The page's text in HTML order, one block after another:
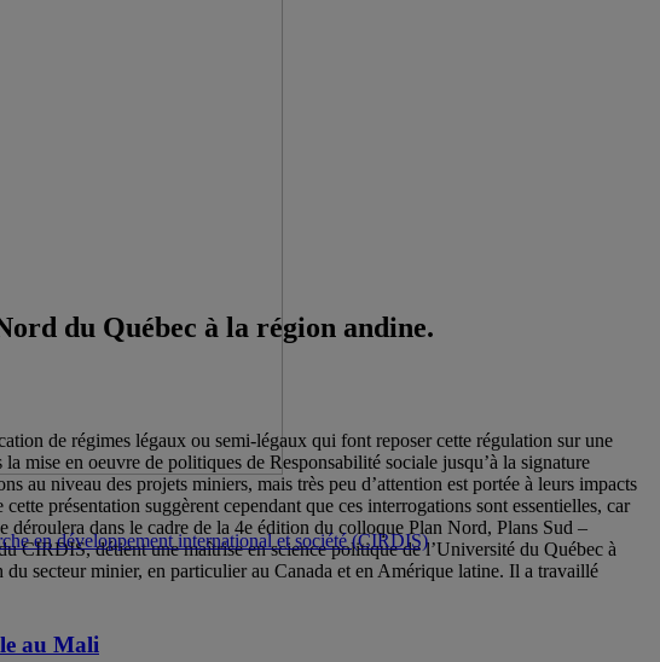
du Québec à la région andine.
de régimes légaux ou semi-légaux qui font reposer cette régulation sur une
mise en oeuvre de politiques de Responsabilité sociale jusqu’à la signature
au niveau des projets miniers, mais très peu d’attention est portée à leurs impacts
présentation suggèrent cependant que ces interrogations sont essentielles, car
dans le cadre de la 4e édition du colloque Plan Nord, Plans Sud –
CIRDIS, détient une maîtrise en science politique de l’Université du Québec à
secteur minier, en particulier au Canada et en Amérique latine. Il a travaillé
en développement international et société (CIRDIS)
au Mali